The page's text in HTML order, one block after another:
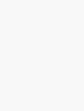
bình (4/10)
kéo giảm điểm.
Đạo kéo giảm điểm.